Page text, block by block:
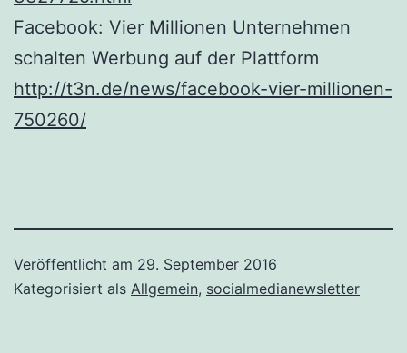
Facebook: Vier Millionen Unternehmen
schalten Werbung auf der Plattform
http://t3n.de/news/facebook-vier-millionen-
750260/
Veröffentlicht am 29. September 2016
Kategorisiert als Allgemein, socialmedianewsletter